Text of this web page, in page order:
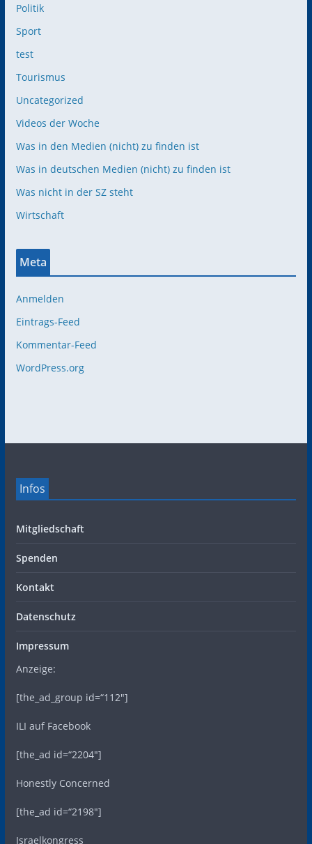
Politik
Sport
test
Tourismus
Uncategorized
Videos der Woche
Was in den Medien (nicht) zu finden ist
Was in deutschen Medien (nicht) zu finden ist
Was nicht in der SZ steht
Wirtschaft
Meta
Anmelden
Eintrags-Feed
Kommentar-Feed
WordPress.org
Infos
Mitgliedschaft
Spenden
Kontakt
Datenschutz
Impressum
Anzeige:
[the_ad_group id=“112″]
ILI auf Facebook
[the_ad id=“2204″]
Honestly Concerned
[the_ad id=“2198″]
Israelkongress